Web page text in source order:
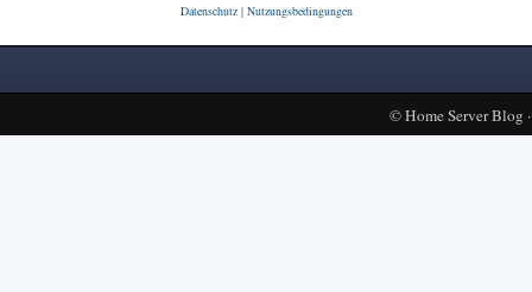
Datenschutz| Nutzungsbedingungen
©Home Server Blog